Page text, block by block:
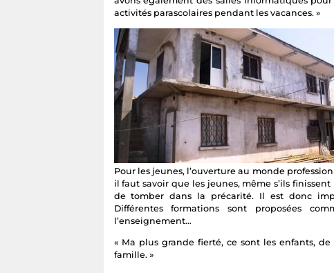
activités parascolaires pendant les vacances. »
Pour les jeunes, l’ouverture au monde
il faut savoir que les jeunes, même s’ils
de tomber dans la précarité. Il est donc
Différentes formations sont proposées
l’enseignement…
« Ma plus grande fierté, ce sont les enfants,
famille. »